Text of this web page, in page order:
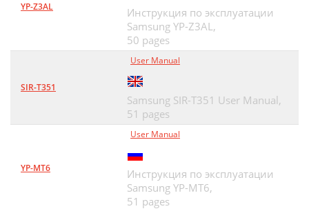
YP-Z3AL
Инструкция по эксплуатации
Samsung YP-Z3AL,
50 pages
SIR-T351
User Manual
Samsung SIR-T351 User Manual,
51 pages
YP-MT6
User Manual
Инструкция по эксплуатации
Samsung YP-MT6,
51 pages